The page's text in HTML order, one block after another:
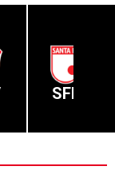
SFE